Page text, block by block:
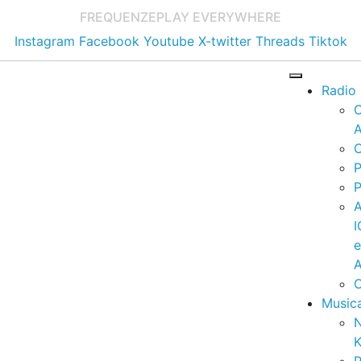
FREQUENZEPLAY EVERYWHERE
Instagram Facebook Youtube X-twitter Threads Tiktok
Radio
e